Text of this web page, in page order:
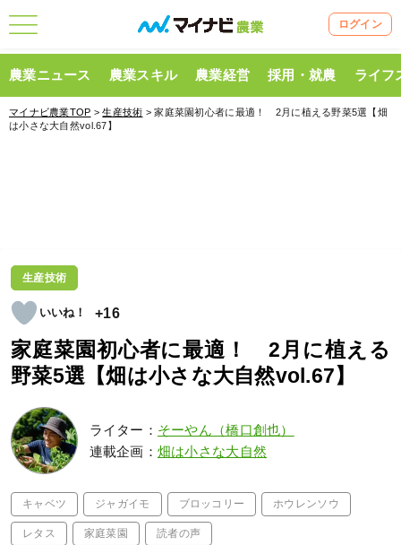
ログイン
農業ニュース 農業スキル 農業経営 採用・就農 ライフ
マイナビ農業TOP >生産技術 > 家庭菜園初心者に最適！ 2月に植える野菜5選【畑
は小さな大自然vol.67】
生産技術
+16
家庭菜園初心者に最適！ 2月に植える
野菜5選【畑は小さな大自然vol.67】
ライター： そーやん（橋口創也）
連載企画： 畑は小さな大自然
キャベツ ジャガイモ ブロッコリー ホウレンソウ
レタス 家庭菜園 読者の声